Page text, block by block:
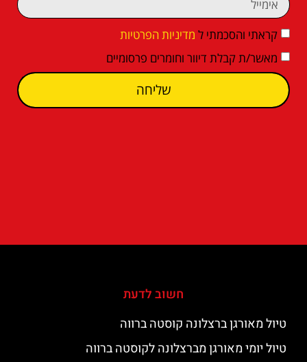
קראתי והסכמתי ל מדיניות הפרטיות
מאשר/ת קבלת דיוור וחומרים פרסומיים
שליחה
חשוב לדעת
טיול מאורגן ברצלונה קוסטה ברווה
טיול יומי מאורגן מברצלונה לקוסטה ברווה